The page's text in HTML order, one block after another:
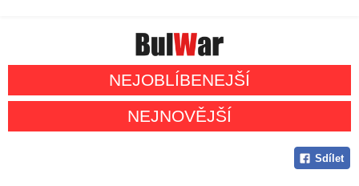
NEJOBLÍBENEJŠÍ
NEJNOVĚJŠÍ
Sdílet